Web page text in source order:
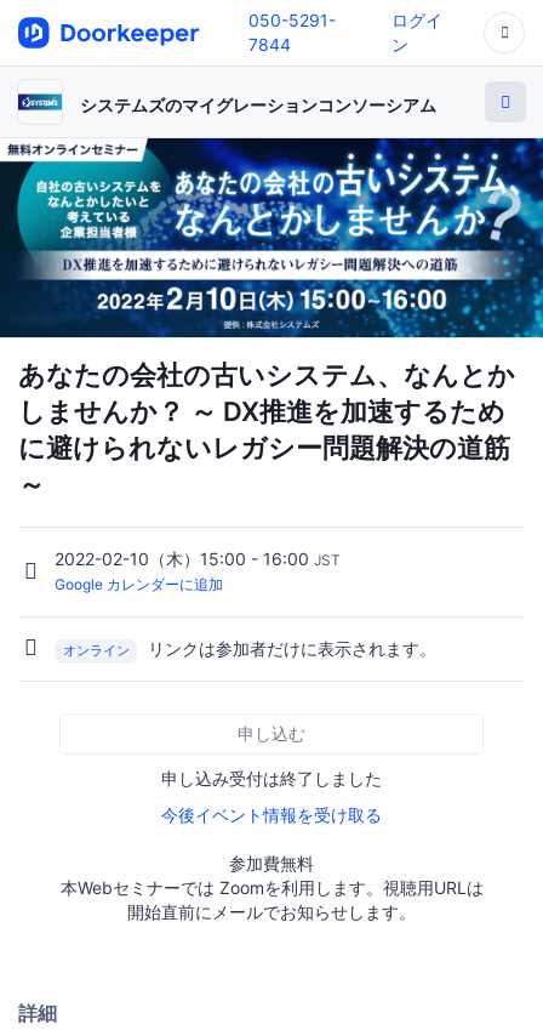
050-5291-
7844
ログイ
ン
システムズのマイグレーションコンソーシアム
あなたの会社の古いシステム、なんとか
しませんか？ ～ DX推進を加速するため
に避けられないレガシー問題解決の道筋
～
2022-02-10（木）15:00 - 16:00 JST
Google カレンダーに追加
オンライン リンクは参加者だけに表示されます。
申し込む
申し込み受付は終了しました
今後イベント情報を受け取る
参加費無料
本Webセミナーでは Zoomを利用します。視聴用URLは
開始直前にメールでお知らせします。
詳細